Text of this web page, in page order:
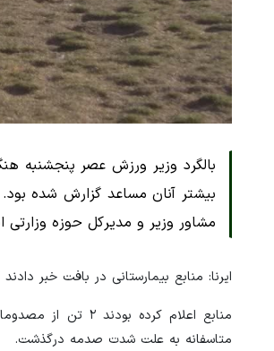
مشاور وزیر و مدیرکل حوزه
ایرنا: منابع بیمارستانی در بافت خبر
منابع اعلام
متاسفانه به علت شدت صدمه درگذشت.